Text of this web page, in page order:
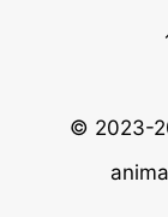
© 2023-